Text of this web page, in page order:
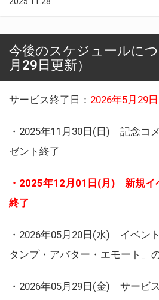
今後のスケジュールに
月29日更新）
サービス終了日： 2026年5月29日
・2025年11月30日(日) 記念コ
ゼント終了
・2025年12月01日(月) 新規イ
終了
・2026年05月20日(水) イベン
タンプ・アバター・エモート」
・2026年05月29日(金) サービ